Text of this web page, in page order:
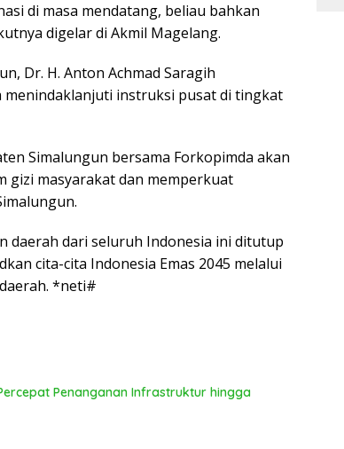
di masa mendatang, beliau bahkan
digelar di Akmil Magelang.
Dr. H. Anton Achmad Saragih
instruksi pusat di tingkat
Simalungun bersama Forkopimda akan
gizi masyarakat dan memperkuat
daerah dari seluruh Indonesia ini ditutup
cita-cita Indonesia Emas 2045 melalui
*neti#
Penanganan Infrastruktur hingga